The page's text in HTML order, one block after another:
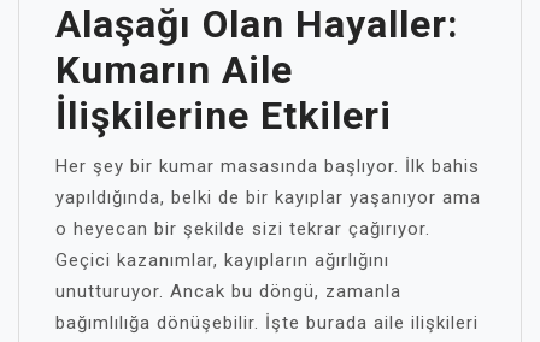
Alaşağı Olan Hayaller:
Kumarın Aile
İlişkilerine Etkileri
Her şey bir kumar masasında başlıyor. İlk bahis
yapıldığında, belki de bir kayıplar yaşanıyor ama
o heyecan bir şekilde sizi tekrar çağırıyor.
Geçici kazanımlar, kayıpların ağırlığını
unutturuyor. Ancak bu döngü, zamanla
bağımlılığa dönüşebilir. İşte burada aile ilişkileri